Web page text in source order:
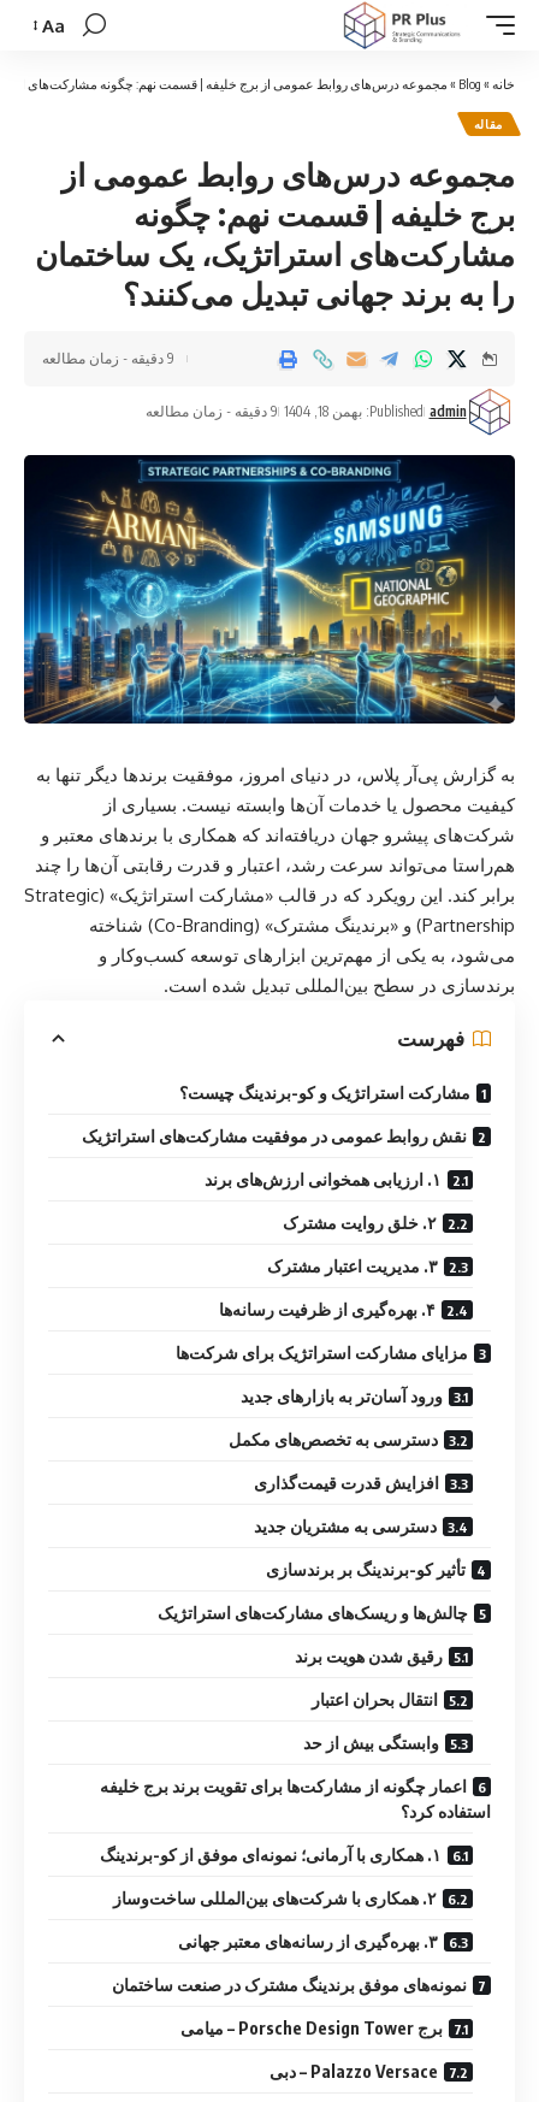
Font
Aa
خانه »
Blog
» مجموعه درس‌های روابط عمومی از برج خلیفه | قسمت نهم: چگونه مشارکت‌های
مقاله
مجموعه درس‌های روابط عمومی از
برج خلیفه | قسمت نهم: چگونه
مشارکت‌های استراتژیک، یک ساختمان
را به برند جهانی تبدیل می‌کنند؟
admin Published: بهمن 18, 1404 9 دقیقه - زمان مطالعه
9 دقیقه - زمان مطالعه
به گزارش پی‌آر پلاس، در دنیای امروز، موفقیت برندها دیگر تنها به
کیفیت محصول یا خدمات آن‌ها وابسته نیست. بسیاری از
شرکت‌های پیشرو جهان دریافته‌اند که همکاری با برندهای معتبر و
هم‌راستا می‌تواند سرعت رشد، اعتبار و قدرت رقابتی آن‌ها را چند
برابر کند. این رویکرد که در قالب «مشارکت استراتژیک» (Strategic
Partnership) و «برندینگ مشترک» (Co-Branding) شناخته
می‌شود، به یکی از مهم‌ترین ابزارهای توسعه کسب‌وکار و
برندسازی در سطح بین‌المللی تبدیل شده است.
فهرست
مشارکت استراتژیک و کو-برندینگ چیست؟
نقش روابط عمومی در موفقیت مشارکت‌های استراتژیک
۱. ارزیابی همخوانی ارزش‌های برند
۲. خلق روایت مشترک
۳. مدیریت اعتبار مشترک
۴. بهره‌گیری از ظرفیت رسانه‌ها
مزایای مشارکت استراتژیک برای شرکت‌ها
ورود آسان‌تر به بازارهای جدید
دسترسی به تخصص‌های مکمل
افزایش قدرت قیمت‌گذاری
دسترسی به مشتریان جدید
تأثیر کو-برندینگ بر برندسازی
چالش‌ها و ریسک‌های مشارکت‌های استراتژیک
رقیق شدن هویت برند
انتقال بحران اعتبار
وابستگی بیش از حد
اعمار چگونه از مشارکت‌ها برای تقویت برند برج خلیفه
استفاده کرد؟
۱. همکاری با آرمانی؛ نمونه‌ای موفق از کو-برندینگ
۲. همکاری با شرکت‌های بین‌المللی ساخت‌وساز
۳. بهره‌گیری از رسانه‌های معتبر جهانی
نمونه‌های موفق برندینگ مشترک در صنعت ساختمان
برج Porsche Design Tower – میامی
Palazzo Versace – دبی